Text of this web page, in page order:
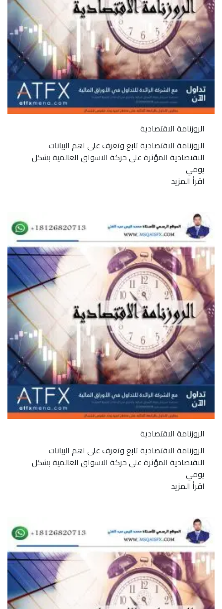
الروزنامة الاقتصادية
الروزنامة الاقتصادية تابع وتعرف على اهم البيانات
الاقتصادية المؤثرة على حركة الاسواق العالمية بشكل
يومي
اقرأ المزيد
الروزنامة الاقتصادية
الروزنامة الاقتصادية تابع وتعرف على اهم البيانات
الاقتصادية المؤثرة على حركة الاسواق العالمية بشكل
يومي
اقرأ المزيد